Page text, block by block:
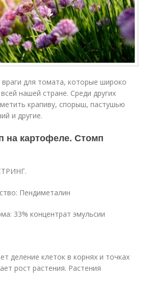
для томата, которые широко
нашей стране. Среди других
крапиву, спорыш, пастушью
и другие.
на картофеле. Стомп
Пендиметалин
33% концентрат эмульсии
деление клеток в корнях и точках
рост растения. Растения